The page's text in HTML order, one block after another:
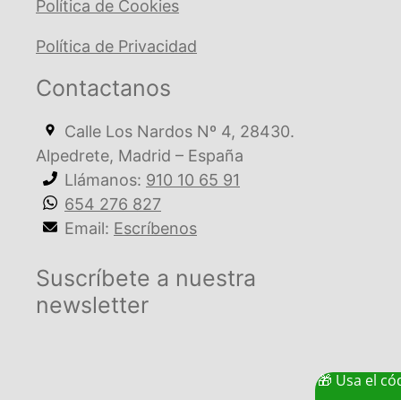
Política de Cookies
Política de Privacidad
Contactanos
Calle Los Nardos Nº 4, 28430.
Alpedrete, Madrid – España
Llámanos: 910 10 65 91
654 276 827
Email: Escríbenos
Suscríbete a nuestra
newsletter
🎁 Usa el